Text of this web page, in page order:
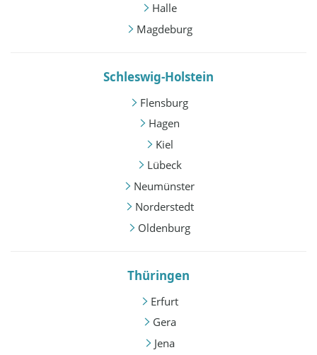
Halle
Magdeburg
Schleswig-Holstein
Flensburg
Hagen
Kiel
Lübeck
Neumünster
Norderstedt
Oldenburg
Thüringen
Erfurt
Gera
Jena